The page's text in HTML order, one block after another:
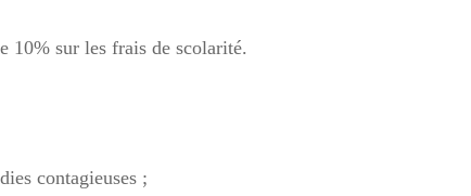
10% sur les frais de scolarité.
contagieuses ;